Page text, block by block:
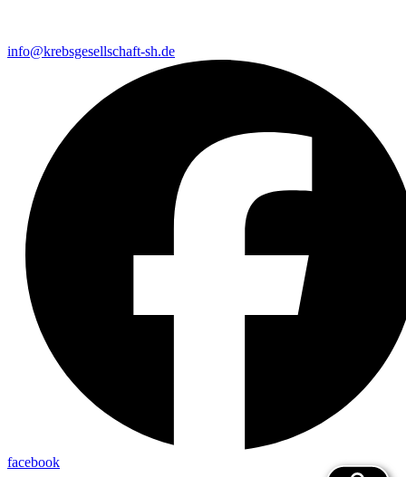
info@krebsgesellschaft-sh.de
facebook